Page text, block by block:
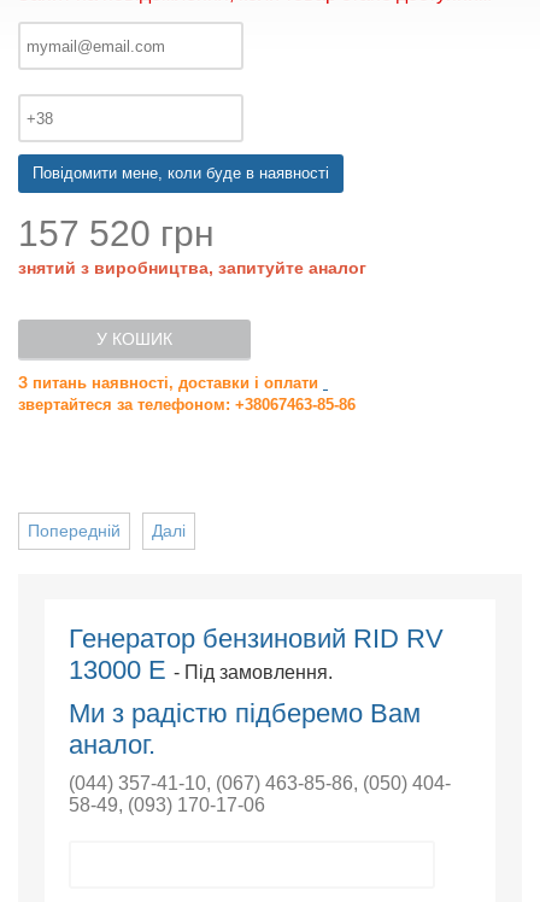
Повідомити мене, коли буде в наявності
157 520 грн
знятий з виробництва, запитуйте аналог
У КОШИК
З питань наявності, доставки і оплати
звертайтеся за телефоном: +38067463-85-86
Далі
Попередній
Генератор бензиновий RID RV
13000 E - Під замовлення.
Ми з радістю підберемо Вам
аналог.
(044) 357-41-10, (067) 463-85-86, (050) 404-
58-49, (093) 170-17-06